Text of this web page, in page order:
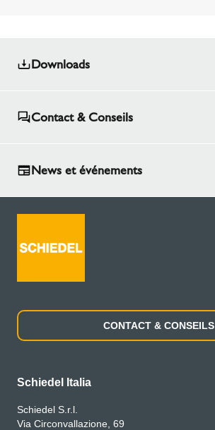
Downloads
Contact & Conseils
News et événements
CONTACT & CONSEILS
Schiedel Italia
Schiedel S.r.l.
Via Circonvallazione, 69